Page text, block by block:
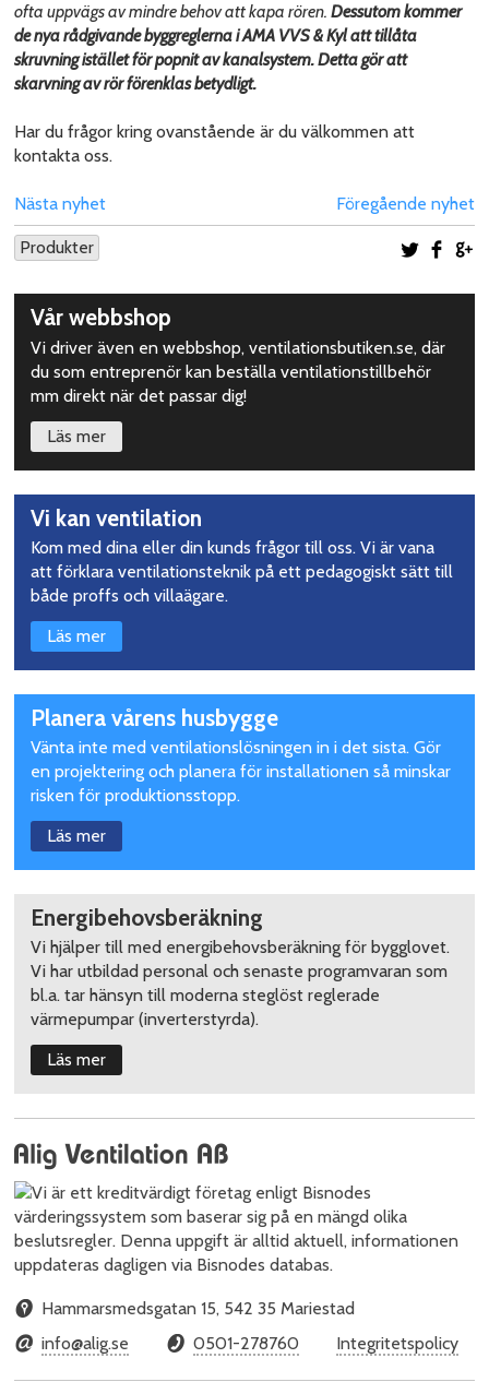
ofta uppvägs av mindre behov att kapa rören.Dessutom kommer
de nya rådgivande byggreglerna i AMA VVS & Kyl att tillåta
skruvning istället för popnit av kanalsystem. Detta gör att
skarvning av rör förenklas betydligt.
Har du frågor kring ovanstående är du välkommen att
kontakta oss.
Nästa nyhet Föregående nyhet
Produkter Dela
Upptäck
mer
Vår webbshop
Vi driver även en webbshop, ventilationsbutiken.se, där
du som entreprenör kan beställa ventilationstillbehör
mm direkt när det passar dig!
Läs mer
Vi kan ventilation
Kom med dina eller din kunds frågor till oss. Vi är vana
att förklara ventilationsteknik på ett pedagogiskt sätt till
både proffs och villaägare.
Läs mer
Planera vårens husbygge
Vänta inte med ventilationslösningen in i det sista. Gör
en projektering och planera för installationen så minskar
risken för produktionsstopp.
Läs mer
Energibehovsberäkning
Vi hjälper till med energibehovsberäkning för bygglovet.
Vi har utbildad personal och senaste programvaran som
bl.a. tar hänsyn till moderna steglöst reglerade
värmepumpar (inverterstyrda).
Läs mer
Hammarsmedsgatan 15, 542 35 Mariestad
info@alig.se
0501-278760 Integritetspolicy